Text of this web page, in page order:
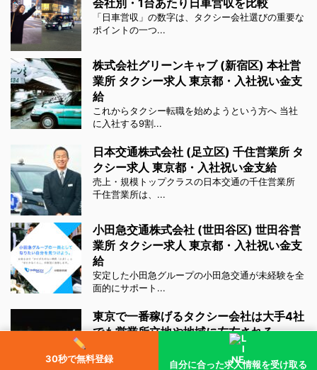
「日車営収」の数字は、タクシー会社選びの重要な
ポイントの一つ...
株式会社グリーンキャブ (新宿区) 本社営
業所 タクシー求人 東京都・入社祝い金支
給
これからタクシー転職を始めようという方へ 当社
に入社する9割...
日本交通株式会社 (足立区) 千住営業所 タ
クシー求人 東京都・入社祝い金支給
売上・規模トップクラスの日本交通の千住営業所
千住営業所は、...
小田急交通株式会社 (世田谷区) 世田谷営
業所 タクシー求人 東京都・入社祝い金支
給
安定した小田急グループの小田急交通が未経験を全
面的にサポート...
東京で一番稼げるタクシー会社は大手4社
でも営業所立地や地域に左右される
知っておきたい、一番稼げると言われるタクシーの
違い・・・ 日...
30秒で無料登録
自分に合った求人情報を受け取る